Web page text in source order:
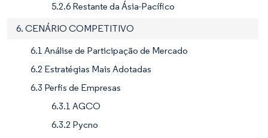
5.2.6 Restante da Ásia-Pacífico
6. CENÁRIO COMPETITIVO
6.1 Análise de Participação de Mercado
6.2 Estratégias Mais Adotadas
6.3 Perfis de Empresas
6.3.1 AGCO
6.3.2 Pycno